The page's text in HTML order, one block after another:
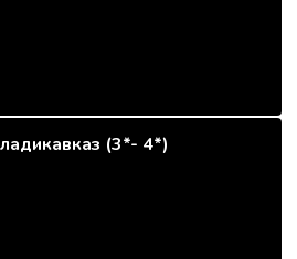
(3*- 4*)